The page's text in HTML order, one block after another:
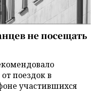
не посещать
поездок в
участившихся